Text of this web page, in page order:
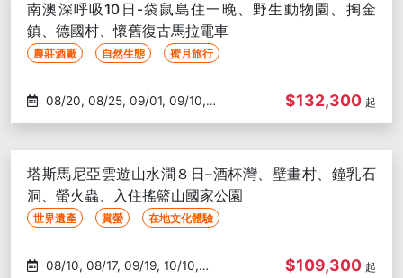
南澳深呼吸10日-袋鼠島住一晚、野生動物園、掏金
鎮、德國村、懷舊復古馬拉電車
農莊酒廠 自然生態 蜜月旅行
09/15, 09/24, 09/29, 10/01,
$132,300 起
塔斯馬尼亞雲遊山水澗８日–酒杯灣、壁畫村、鐘乳石
洞、螢火蟲、入住搖籃山國家公園
世界遺產 賞螢 在地文化體驗
$109,300 起